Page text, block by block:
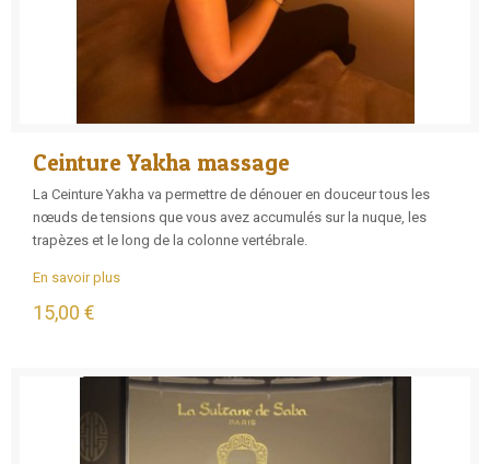
Ceinture Yakha massage
La Ceinture Yakha va permettre de dénouer en douceur tous les
nœuds de tensions que vous avez accumulés sur la nuque, les
trapèzes et le long de la colonne vertébrale.
En savoir plus
15,00 €